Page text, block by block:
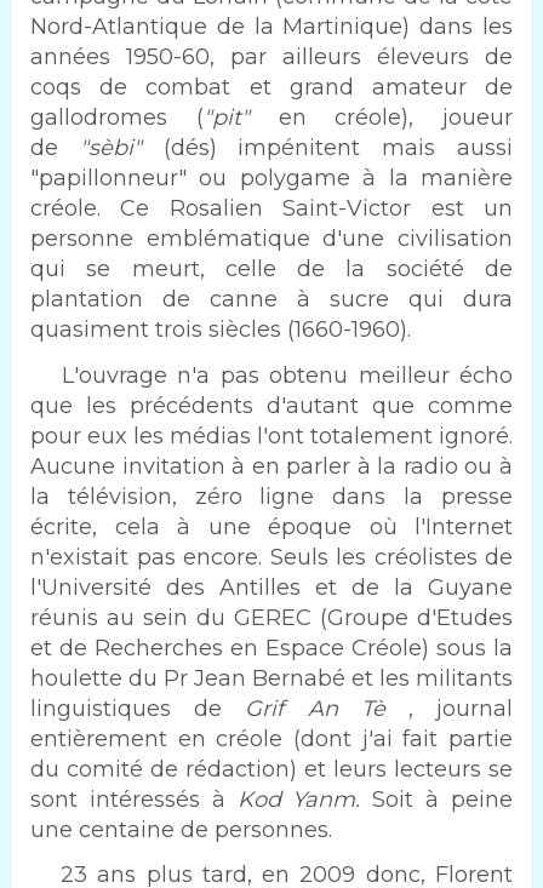
Nord-Atlantique de la Martinique) dans les
années 1950-60, par ailleurs éleveurs de
coqs de combat et grand amateur de
gallodromes ("pit" en créole), joueur
de
"sèbi" (dés) impénitent mais aussi
"papillonneur" ou polygame à la manière
créole. Ce Rosalien Saint-Victor est un
personne emblématique d'une civilisation
qui se meurt, celle de la société de
plantation de canne à sucre qui dura
quasiment trois siècles (1660-1960).
L'ouvrage n'a pas obtenu meilleur écho
que les précédents d'autant que comme
pour eux les médias l'ont totalement ignoré.
Aucune invitation à en parler à la radio ou à
la télévision, zéro ligne dans la presse
écrite, cela à une époque où l'Internet
n'existait pas encore. Seuls les créolistes de
l'Université des Antilles et de la Guyane
réunis au sein du GEREC (Groupe d'Etudes
et de Recherches en Espace Créole) sous la
houlette du Pr Jean Bernabé et les militants
linguistiques de Grif An Tè , journal
entièrement en créole (dont j'ai fait partie
du comité de rédaction) et leurs lecteurs se
sont intéressés à
Kod Yanm.Soit à peine
une centaine de personnes.
23 ans plus tard, en 2009 donc, Florent